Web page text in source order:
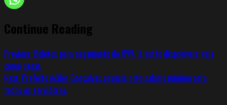
Continue Reading
Previous: Boletos para pagamento do IPVA já estão disponíveis; veja
como pagar.
Next: Prefeito Acilon Gonçalves anuncia novo salário mínimo para
todos os servidores.